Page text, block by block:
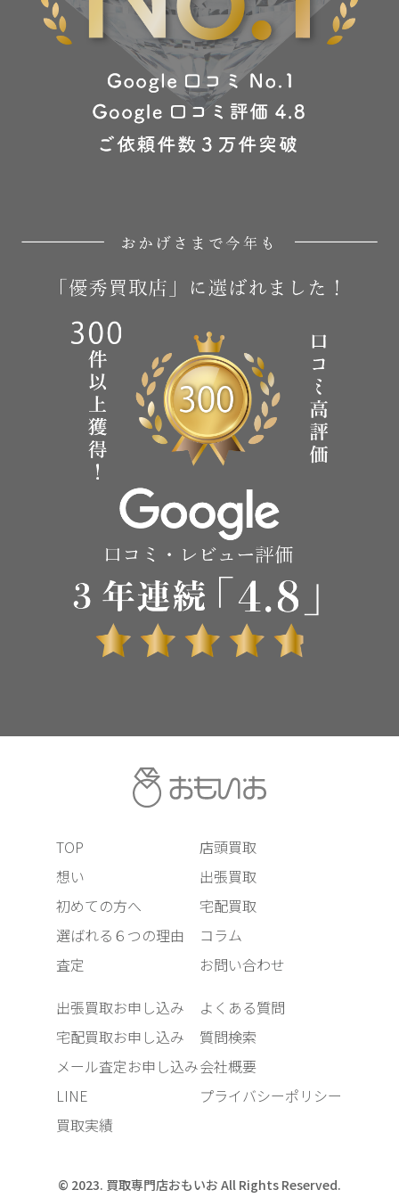
TOP
想い
初めての方へ
選ばれる６つの理由
査定
店頭買取
出張買取
宅配買取
コラム
お問い合わせ
出張買取お申し込み
宅配買取お申し込み
メール査定お申し込み
LINE
買取実績
よくある質問
質問検索
会社概要
プライバシーポリシー
© 2023. 買取専門店おもいお All Rights Reserved.